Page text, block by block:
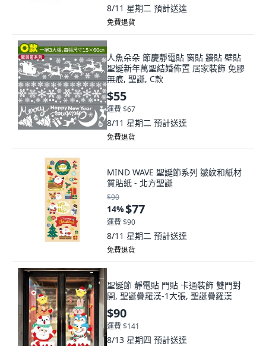
8/11 星期二 預計送達
免費退貨
人魚朵朵 節慶靜電貼 窗貼 牆貼 壁貼
聖誕新年萬聖結婚佈置 居家裝飾 免膠
無痕, 聖誕, C款
$55
運費 $67
8/11 星期二 預計送達
免費退貨
MIND WAVE 聖誕節系列 皺紋和紙材
質貼紙 - 北方聖誕
$90
14%$77
運費 $90
8/11 星期二 預計送達
免費退貨
聖誕節 靜電貼 門貼 卡通裝飾 雙門對
開, 聖誕疊羅漢-1大張, 聖誕疊羅漢
$90
運費 $141
8/13 星期四 預計送達